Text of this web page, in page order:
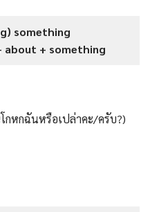
something
about + something
กหกฉันหรือเปล่าคะ/ครับ?)